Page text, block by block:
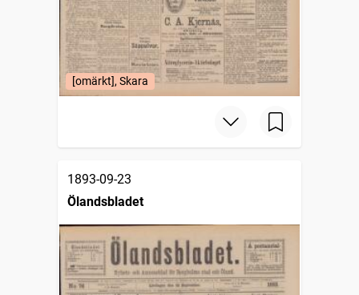
[omärkt], Skara
1893-09-23
Ölandsbladet